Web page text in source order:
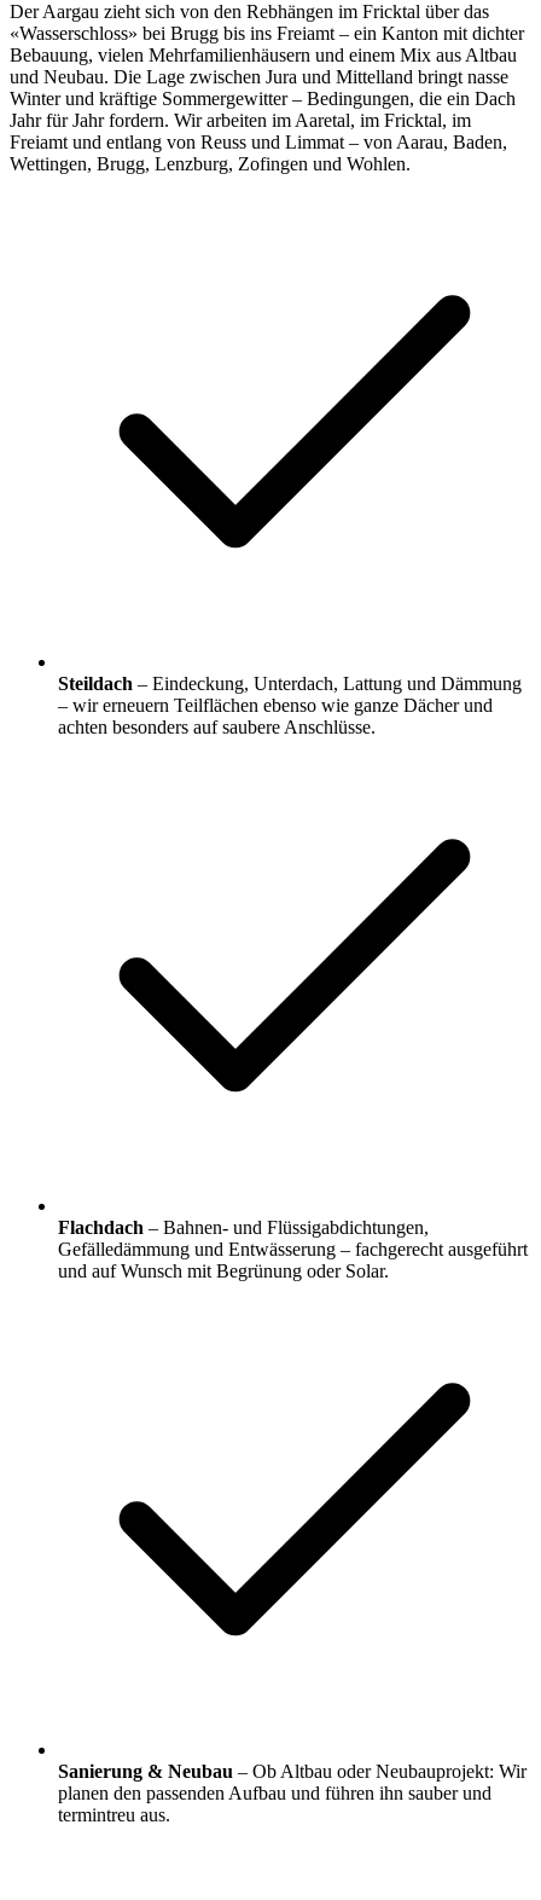
Der Aargau zieht sich von den Rebhängen im Fricktal über das
«Wasserschloss» bei Brugg bis ins Freiamt – ein Kanton mit dichter
Bebauung, vielen Mehrfamilienhäusern und einem Mix aus Altbau
und Neubau. Die Lage zwischen Jura und Mittelland bringt nasse
Winter und kräftige Sommergewitter – Bedingungen, die ein Dach
Jahr für Jahr fordern. Wir arbeiten im Aaretal, im Fricktal, im
Freiamt und entlang von Reuss und Limmat – von Aarau, Baden,
Wettingen, Brugg, Lenzburg, Zofingen und Wohlen.
Steildach – Eindeckung, Unterdach, Lattung und Dämmung
– wir erneuern Teilflächen ebenso wie ganze Dächer und
achten besonders auf saubere Anschlüsse.
Flachdach – Bahnen- und Flüssigabdichtungen,
Gefälledämmung und Entwässerung – fachgerecht ausgeführt
und auf Wunsch mit Begrünung oder Solar.
Sanierung & Neubau – Ob Altbau oder Neubauprojekt: Wir
planen den passenden Aufbau und führen ihn sauber und
termintreu aus.